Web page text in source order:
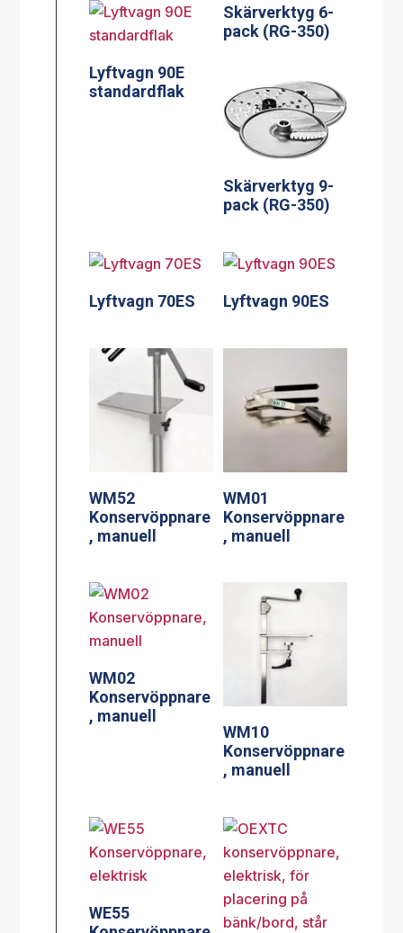
Skärverktyg 6-
pack (RG-350)
Lyftvagn 90E
standardflak
Skärverktyg 9-
pack (RG-350)
Lyftvagn 70ES Lyftvagn 90ES
WM52
Konservöppnare
, manuell
WM01
Konservöppnare
, manuell
WM02
Konservöppnare
, manuell
WM10
Konservöppnare
, manuell
WE55